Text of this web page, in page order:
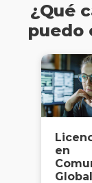
¿Qué
puedo
en
Global